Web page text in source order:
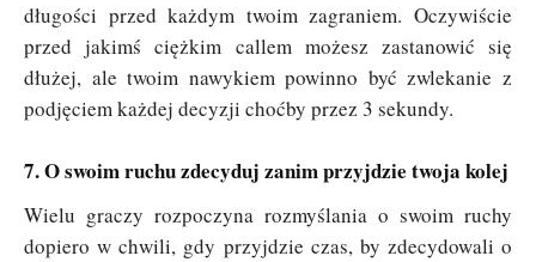
długości przed każdym twoim zagraniem. Oczywiście
przed jakimś ciężkim callem możesz zastanowić się
dłużej, ale twoim nawykiem powinno być zwlekanie z
podjęciem każdej decyzji choćby przez 3 sekundy.
7. O swoim ruchu zdecyduj zanim przyjdzie twoja kolej
Wielu graczy rozpoczyna rozmyślania o swoim ruchy
dopiero w chwili, gdy przyjdzie czas, by zdecydowali o